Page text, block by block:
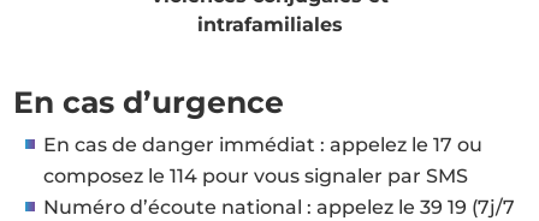
intrafamiliales
En cas d’urgence
En cas de danger immédiat : appelez le 17 ou
composez le 114 pour vous signaler par SMS
Numéro d’écoute national : appelez le 39 19 (7j/7